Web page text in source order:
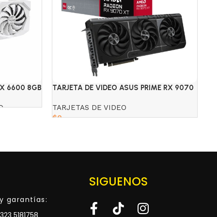
6600 8GB
TARJETA DE VIDEO ASUS PRIME RX 9070
TARJETAS DE VIDEO
$0
garantías:
323 5181758
SIGUENOS